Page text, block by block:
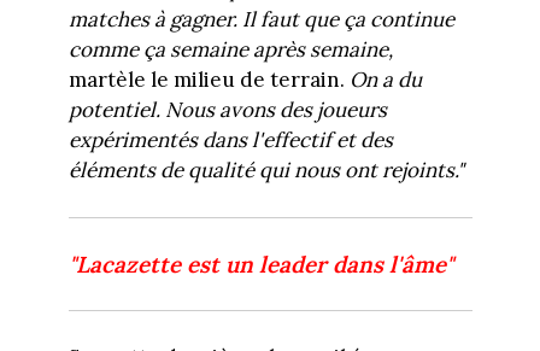
matches à gagner. Il faut que ça continue
comme ça semaine après semaine,
martèle le milieu de terrain. On a du
potentiel. Nous avons des joueurs
expérimentés dans l'effectif et des
éléments de qualité qui nous ont rejoints."
"Lacazette est un leader dans l'âme"